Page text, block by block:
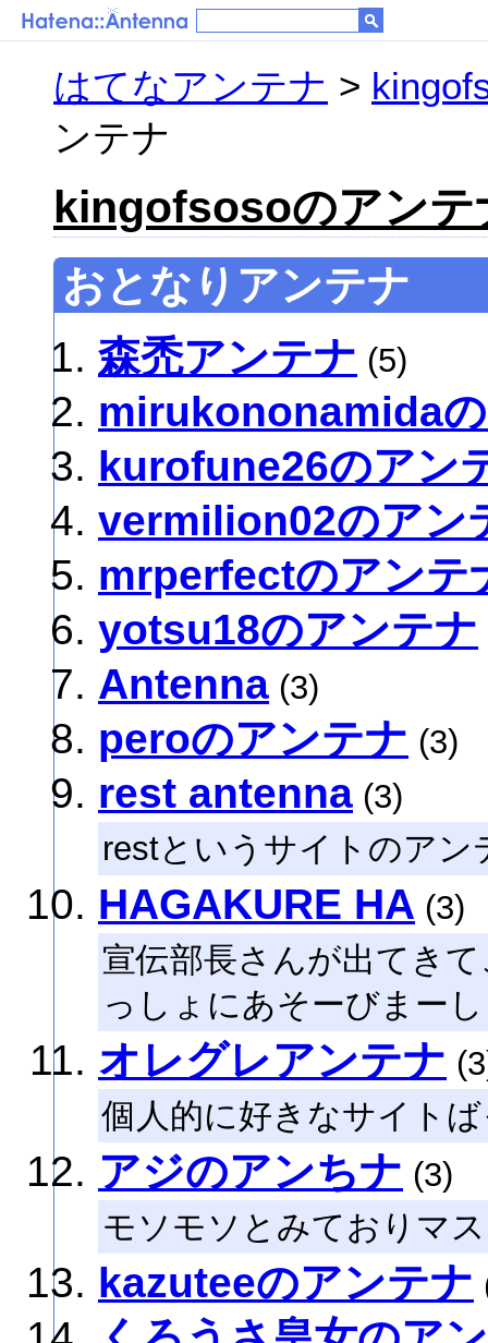
はてなアンテナ >
ンテナ
kingofsosoのアンテ
おとなりアンテナ
森禿アンテナ (5)
mirukononamida
kurofune26のアン
vermilion02のアン
mrperfectのアンテ
yotsu18のアンテナ
Antenna (3)
peroのアンテナ (3)
rest antenna (3)
restというサイトのアン
HAGAKURE HA (3)
宣伝部長さんが出てき
っしょにあそーびまー
オレグレアンテナ
個人的に好きなサイト
アジのアンちナ (3)
モソモソとみておりマ
kazuteeのアンテナ